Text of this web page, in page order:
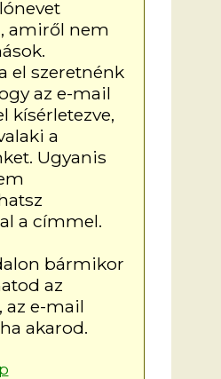
amiről nem
el szeretnénk
az e-mail
kísérletezve,
a
Ugyanis
a címmel.
bármikor
az
az e-mail
akarod.